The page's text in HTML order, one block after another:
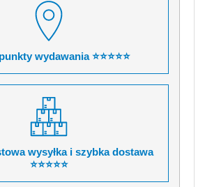
wydawania ⭐⭐⭐⭐⭐
wysyłka i szybka dostawa
⭐⭐⭐⭐⭐